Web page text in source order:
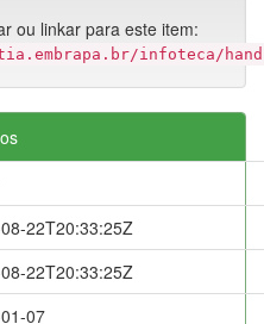
ou linkar para este item:
infoteca/
22T20:33:25Z
22T20:33:25Z
07